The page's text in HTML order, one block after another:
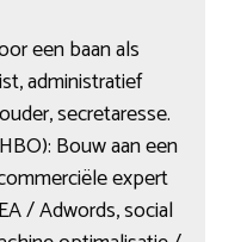
een baan als
administratief
secretaresse.
Bouw aan een
expert
/ Adwords, social